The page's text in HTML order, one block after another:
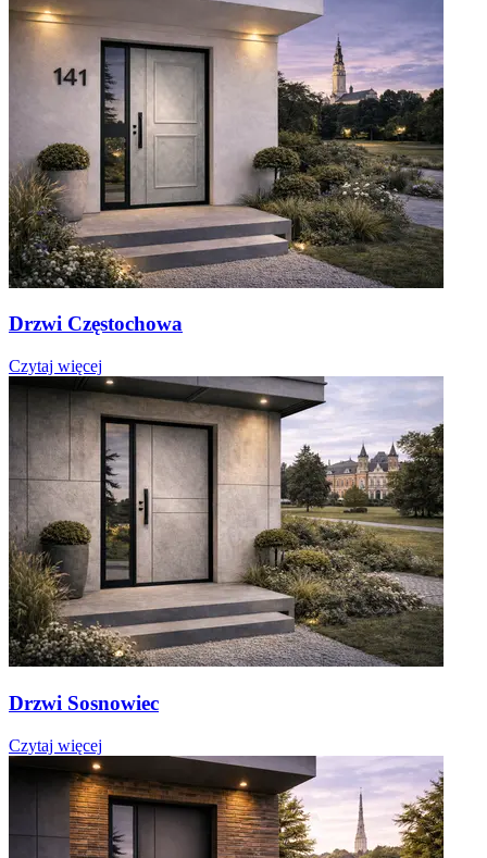
Drzwi Częstochowa
Czytaj więcej
Drzwi Sosnowiec
Czytaj więcej